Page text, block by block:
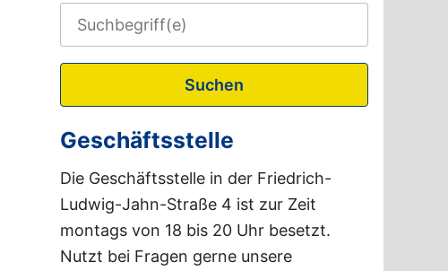
Suchen
Geschäftsstelle
Die Geschäftsstelle in der Friedrich-
Ludwig-Jahn-Straße 4 ist zur Zeit
montags von 18 bis 20 Uhr besetzt.
Nutzt bei Fragen gerne unsere